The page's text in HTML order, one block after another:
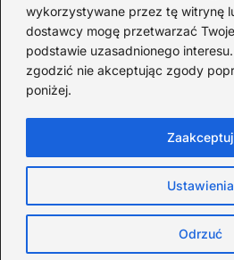
wykorzystywane przez tę witrynę
dostawcy mogę przetwarzać
podstawie uzasadnionego
zgodzić nie akceptując zgody
poniżej.
Ustawienia
Odrzuć
Zaakceptuj
Wisławie
2026-07-16
2026-07-15
Copyright ©
Strona główna Polityka Cookies